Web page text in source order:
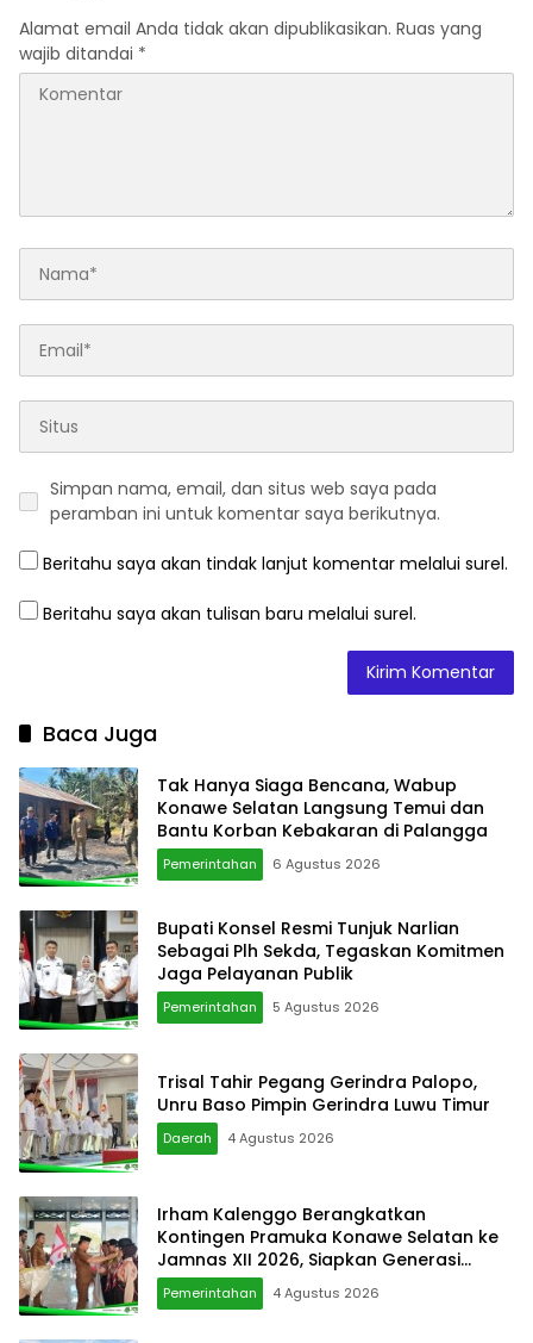
Alamat email Anda tidak akan dipublikasikan. Ruas yang
wajib ditandai *
Simpan nama, email, dan situs web saya pada
peramban ini untuk komentar saya berikutnya.
Beritahu saya akan tindak lanjut komentar melalui surel.
Beritahu saya akan tulisan baru melalui surel.
Baca Juga
Tak Hanya Siaga Bencana, Wabup
Konawe Selatan Langsung Temui dan
Bantu Korban Kebakaran di Palangga
Pemerintahan 6 Agustus 2026
Bupati Konsel Resmi Tunjuk Narlian
Sebagai Plh Sekda, Tegaskan Komitmen
Jaga Pelayanan Publik
Pemerintahan 5 Agustus 2026
Trisal Tahir Pegang Gerindra Palopo,
Unru Baso Pimpin Gerindra Luwu Timur
Daerah 4 Agustus 2026
Irham Kalenggo Berangkatkan
Kontingen Pramuka Konawe Selatan ke
Jamnas XII 2026, Siapkan Generasi
Berkarkter di Kancah Nasional
Pemerintahan 4 Agustus 2026